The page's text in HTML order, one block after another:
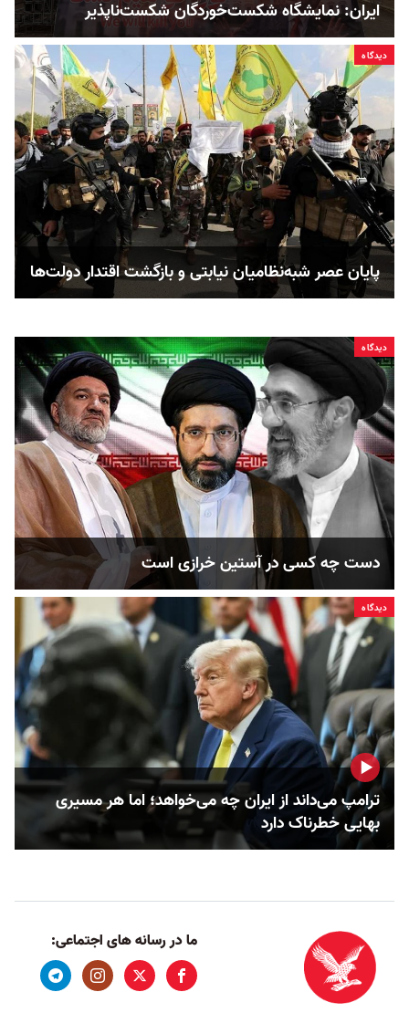
ایران: نمایشگاه شکست‌خوردگان شکست‌ناپذیر
دیدگاه
پایان عصر شبه‌نظامیان نیابتی و بازگشت اقتدار دولت‌ها
دیدگاه
دست چه کسی در آستین خرازی است
دیدگاه
ترامپ می‌داند از ایران چه می‌خواهد؛ اما هر مسیری
بهایی خطرناک دارد
ما در رسانه های اجتماعی: